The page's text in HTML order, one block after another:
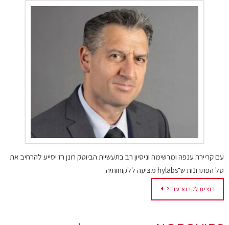
עם קריירה ענפה ומרשימה וניסיון רב בתעשיית הביוטק רונן רז יסייע להרחיב את
סל הפתרונות ש־hylabs מציעה ללקוחותיה
רוצים לקרוא עוד?